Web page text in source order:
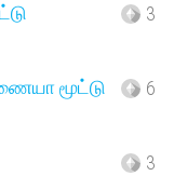
3
மூட்டு 6
3